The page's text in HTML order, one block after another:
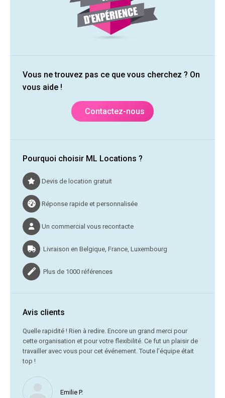
Vous ne trouvez pas ce que vous cherchez ? On
vous aide !
Contactez-nous
Pourquoi choisir ML Locations ?
Devis de location gratuit
Réponse rapide et personnalisée
Un commercial vous recontacte
Livraison en Belgique, France, Luxembourg
Plus de 1000 références
Avis clients
Quelle rapidité ! Rien à redire. Encore un grand merci pour
cette organisation et pour votre flexibilité. Ce fut un plaisir de
travailler avec vous pour cet événement. Toute l’équipe était
top !
Emilie P.